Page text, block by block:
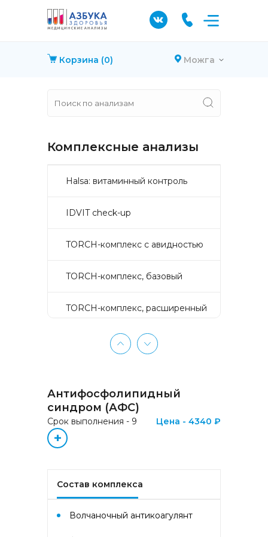
Корзина (0) Можга
Комплексные анализы
Halsa: витаминный контроль
IDVIT check-up
TORCH-комплекс с авидностью
TORCH-комплекс, базовый
TORCH-комплекс, расширенный
TORCH-комплекс, скрининг
Аллергокомплекс «Пищевая
аллергия» IgE (ImmunoCAP)
(Яичный белок f1, Молоко f2,
Треска f3, Пшеница f4, Арахис
f13, Соя f14, Фундук f17,
Аллергокомплекс «Прогноз
эффективности АСИТ
Букоцветные деревья» IgE
(ImmunoCAP) (Береза
Антифосфолипидный
синдром (АФС)
Срок выполнения - 9 Цена - 4340 ₽
+
Состав комплекса
Волчаночный антикоагулянт